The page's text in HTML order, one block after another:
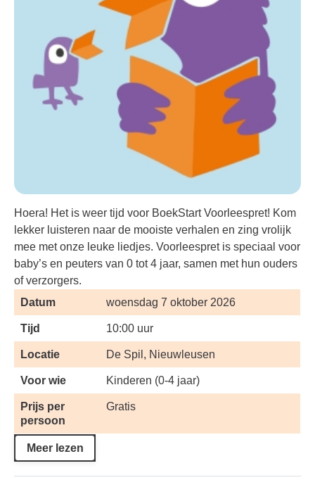
Hoera! Het is weer tijd voor BoekStart Voorleespret! Kom
lekker luisteren naar de mooiste verhalen en zing vrolijk
mee met onze leuke liedjes. Voorleespret is speciaal voor
baby’s en peuters van 0 tot 4 jaar, samen met hun ouders
of verzorgers.
Datum
woensdag 7 oktober 2026
Tijd 10:00 uur
Locatie De Spil, Nieuwleusen
Voor wie Kinderen (0-4 jaar)
Prijs per
persoon
Gratis
Meer lezen